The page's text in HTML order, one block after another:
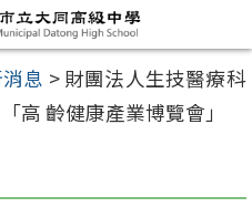
息 > 財團法人生技醫療科
高 齡健康產業博覽會」